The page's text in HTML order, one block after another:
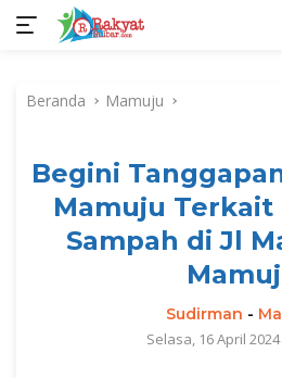
kontenBeranda Mamuju
Begini
Mamuju
Sampah di Jl
Sudirman -
Selasa, 16 April 2024